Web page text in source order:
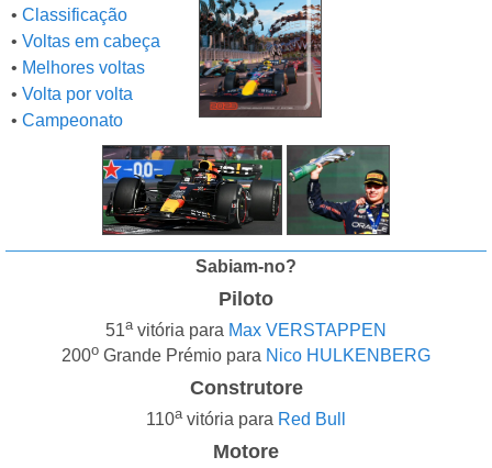
• Classificação
• Voltas em cabeça
• Melhores voltas
• Volta por volta
• Campeonato
Sabiam-no?
Piloto
51avitória para Max VERSTAPPEN
200o Grande Prémio para Nico HULKENBERG
Construtore
110avitória para Red Bull
Motore